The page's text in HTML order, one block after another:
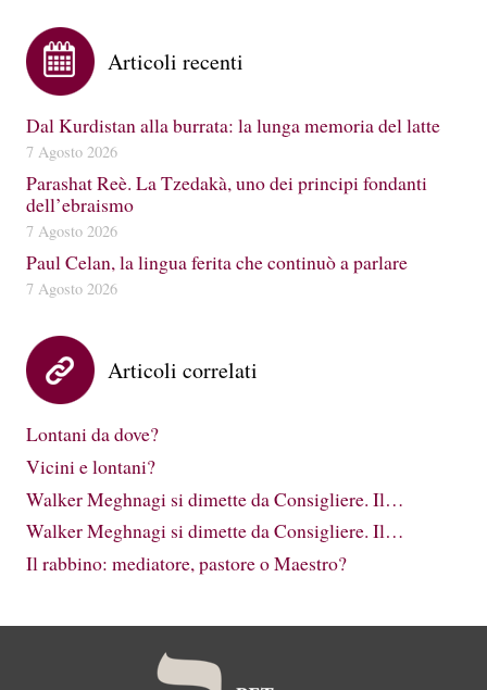
Articoli recenti
Dal Kurdistan alla burrata: la lunga memoria del latte
7 Agosto 2026
Parashat Reè. La Tzedakà, uno dei principi fondanti
dell’ebraismo
7 Agosto 2026
Paul Celan, la lingua ferita che continuò a parlare
7 Agosto 2026
Articoli correlati
Lontani da dove?
Vicini e lontani?
Walker Meghnagi si dimette da Consigliere. Il…
Walker Meghnagi si dimette da Consigliere. Il…
Il rabbino: mediatore, pastore o Maestro?